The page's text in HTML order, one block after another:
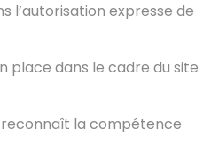
l’autorisation expresse de
place dans le cadre du site
reconnaît la compétence